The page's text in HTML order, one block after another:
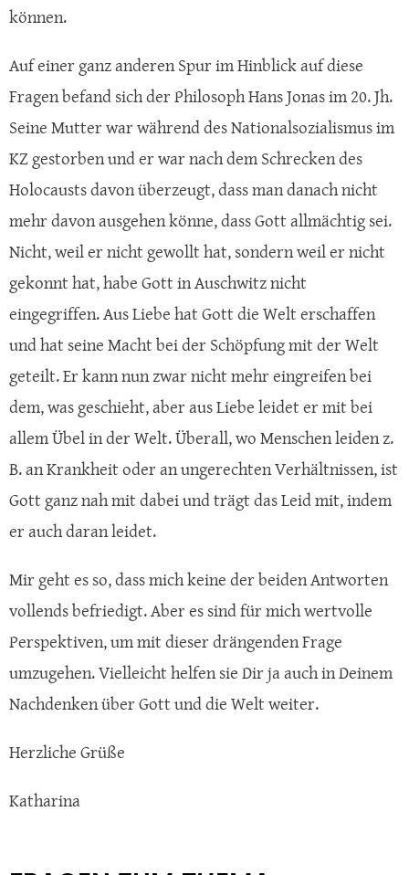
können.
Auf einer ganz anderen Spur im Hinblick auf diese
Fragen befand sich der Philosoph Hans Jonas im 20. Jh.
Seine Mutter war während des Nationalsozialismus im
KZ gestorben und er war nach dem Schrecken des
Holocausts davon überzeugt, dass man danach nicht
mehr davon ausgehen könne, dass Gott allmächtig sei.
Nicht, weil er nicht gewollt hat, sondern weil er nicht
gekonnt hat, habe Gott in Auschwitz nicht
eingegriffen. Aus Liebe hat Gott die Welt erschaffen
und hat seine Macht bei der Schöpfung mit der Welt
geteilt. Er kann nun zwar nicht mehr eingreifen bei
dem, was geschieht, aber aus Liebe leidet er mit bei
allem Übel in der Welt. Überall, wo Menschen leiden z.
B. an Krankheit oder an ungerechten Verhältnissen, ist
Gott ganz nah mit dabei und trägt das Leid mit, indem
er auch daran leidet.
Mir geht es so, dass mich keine der beiden Antworten
vollends befriedigt. Aber es sind für mich wertvolle
Perspektiven, um mit dieser drängenden Frage
umzugehen. Vielleicht helfen sie Dir ja auch in Deinem
Nachdenken über Gott und die Welt weiter.
Herzliche Grüße
Katharina